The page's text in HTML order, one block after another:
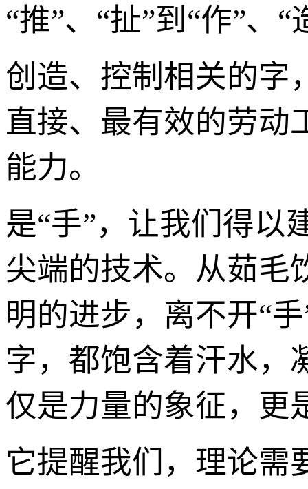
“推”、“扯”到“作”、
创造、控制相关的字
直接、最有效的劳动
能力。
是“手”，让我们得以
尖端的技术。从茹毛
明的进步，离不开“
字，都饱含着汗水，
仅是力量的象征，更
它提醒我们，理论需